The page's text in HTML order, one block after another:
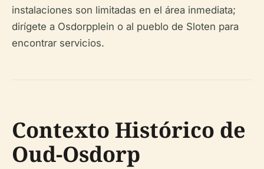
instalaciones son limitadas en el área inmediata;
dirígete a Osdorpplein o al pueblo de Sloten para
encontrar servicios.
Contexto Histórico de
Oud-Osdorp